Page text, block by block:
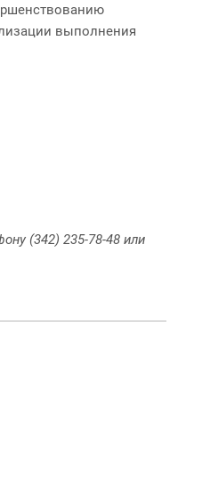
выполнения
(342) 235-78-48 или